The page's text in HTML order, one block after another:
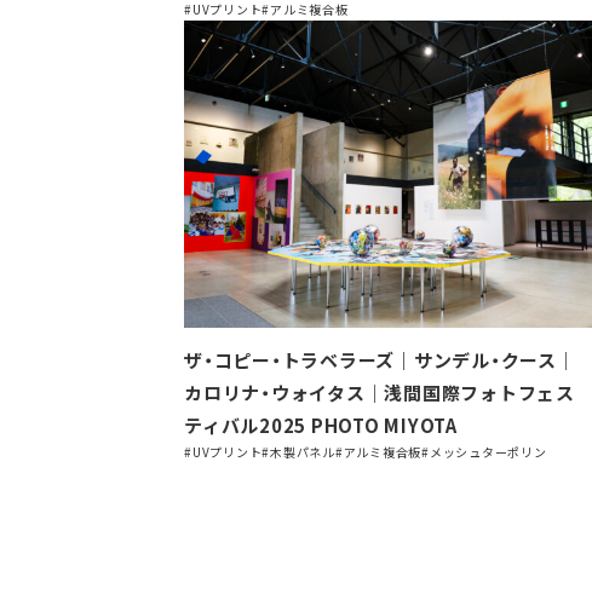
#UVプリント#アルミ複合板
ザ・コピー・トラベラーズ｜サンデル・クース｜
カロリナ・ウォイタス｜浅間国際フォトフェス
ティバル2025 PHOTO MIYOTA
#UVプリント#木製パネル#アルミ複合板#メッシュターポリン